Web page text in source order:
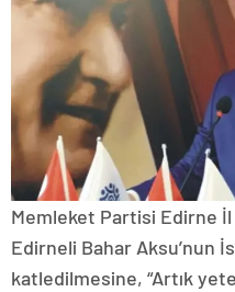
Memleket Partisi Edirne
Edirneli Bahar Aksu’nun
katledilmesine, “Artık